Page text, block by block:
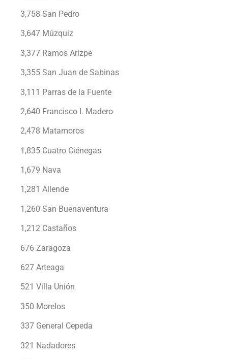
3,758 San Pedro
3,647 Múzquiz
3,377 Ramos Arizpe
3,355 San Juan de Sabinas
3,111 Parras de la Fuente
2,640 Francisco I. Madero
2,478 Matamoros
1,835 Cuatro Ciénegas
1,679 Nava
1,281 Allende
1,260 San Buenaventura
1,212 Castaños
676 Zaragoza
627 Arteaga
521 Villa Unión
350 Morelos
337 General Cepeda
321 Nadadores